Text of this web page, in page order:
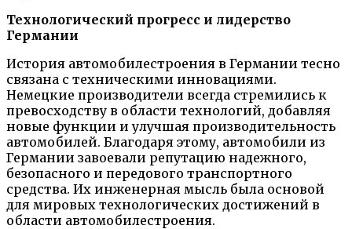
Технологический прогресс и лидерство
Германии
История автомобилестроения в Германии тесно
связана с техническими инновациями.
Немецкие производители всегда стремились к
превосходству в области технологий, добавляя
новые функции и улучшая производительность
автомобилей. Благодаря этому, автомобили из
Германии завоевали репутацию надежного,
безопасного и передового транспортного
средства. Их инженерная мысль была основой
для мировых технологических достижений в
области автомобилестроения.